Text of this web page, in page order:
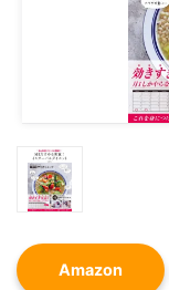
Amazon